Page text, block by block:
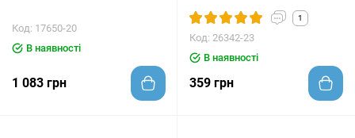
Код: 17650-20
В наявності
1 083 грн
1
Код: 26342-23
В наявності
359 грн